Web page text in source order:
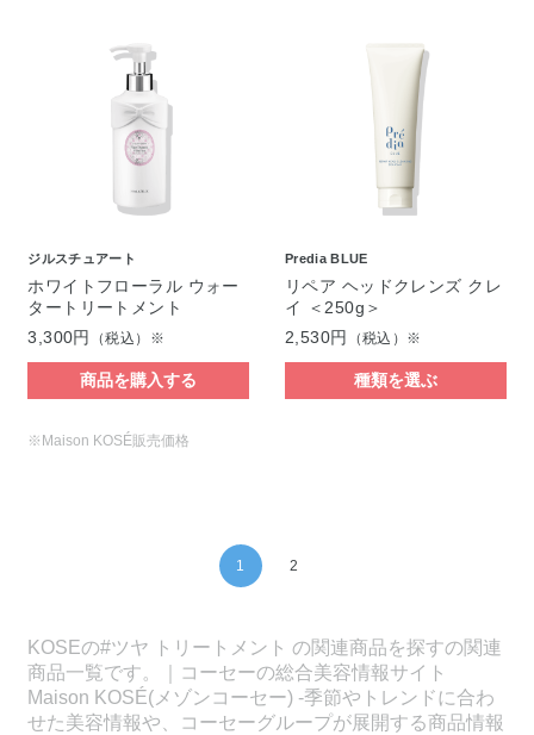
ジルスチュアート
ホワイトフローラル ウォー
タートリートメント
3,300円
（税込）※
商品を購入する
Predia BLUE
リペア ヘッドクレンズ クレ
イ ＜250g＞
2,530円
（税込）※
種類を選ぶ
※Maison KOSÉ販売価格
1 2
KOSEの#ツヤ トリートメント の関連商品を探すの関連
商品一覧です。｜コーセーの総合美容情報サイト
Maison KOSÉ(メゾンコーセー) -季節やトレンドに合わ
せた美容情報や、コーセーグループが展開する商品情報